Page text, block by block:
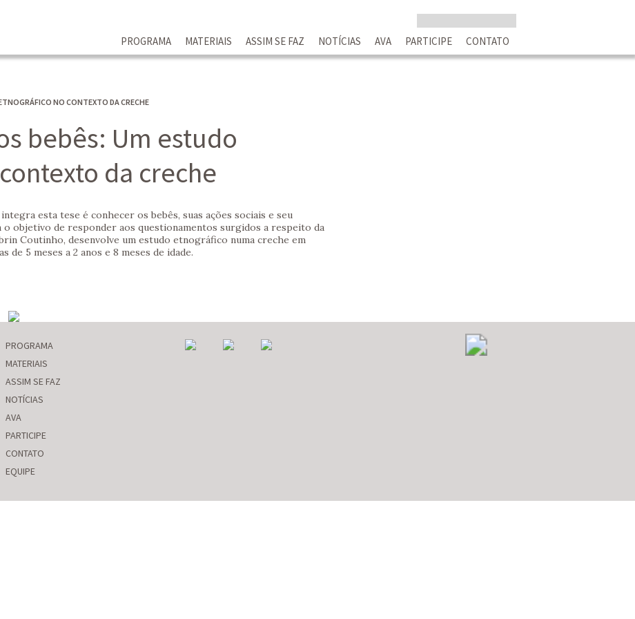
PROGRAMA MATERIAIS ASSIM SE FAZ NOTÍCIAS AVA PARTICIPE CONTATO
NO CONTEXTO DA CRECHE
bebês: Um estudo
da creche
esta tese é conhecer os bebês, suas ações sociais e seu
objetivo de responder aos questionamentos surgidos a respeito da
Coutinho, desenvolve um estudo etnográfico numa creche em
de 5 meses a 2 anos e 8 meses de idade.
PROGRAMA
MATERIAIS
ASSIM SE FAZ
NOTÍCIAS
AVA
PARTICIPE
CONTATO
EQUIPE